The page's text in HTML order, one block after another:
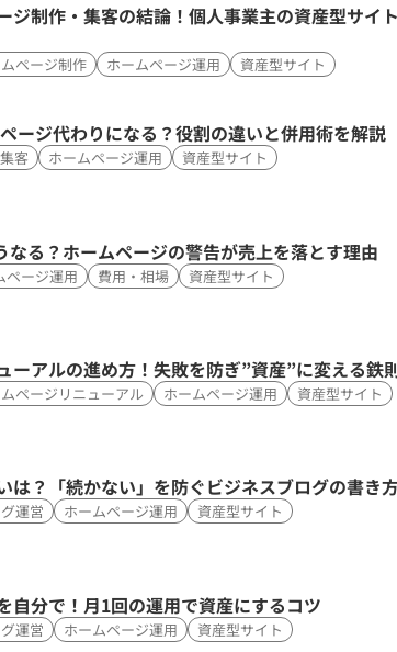
ジ制作・集客の結論！個人事業主の資産型サイ
ページ制作 ホームページ運用 資産型サイト
ージ代わりになる？役割の違いと併用術を解説
客 ホームページ運用 資産型サイト
なる？ホームページの警告が売上を落とす理由
ページ運用 費用・相場 資産型サイト
ーアルの進め方！失敗を防ぎ”資産”に変える鉄
ページリニューアル ホームページ運用 資産型サイト
は？「続かない」を防ぐビジネスブログの書き
運営 ホームページ運用 資産型サイト
自分で！月1回の運用で資産にするコツ
運営 ホームページ運用 資産型サイト